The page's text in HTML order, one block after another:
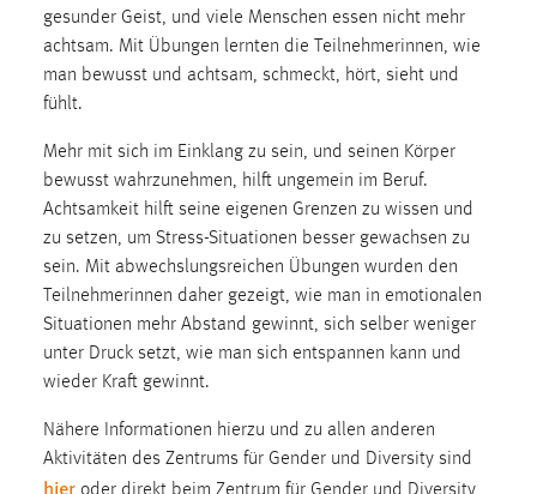
gesunder Geist, und viele Menschen essen nicht mehr
achtsam. Mit Übungen lernten die Teilnehmerinnen, wie
man bewusst und achtsam, schmeckt, hört, sieht und
fühlt.
Mehr mit sich im Einklang zu sein, und seinen Körper
bewusst wahrzunehmen, hilft ungemein im Beruf.
Achtsamkeit hilft seine eigenen Grenzen zu wissen und
zu setzen, um Stress-Situationen besser gewachsen zu
sein. Mit abwechslungsreichen Übungen wurden den
Teilnehmerinnen daher gezeigt, wie man in emotionalen
Situationen mehr Abstand gewinnt, sich selber weniger
unter Druck setzt, wie man sich entspannen kann und
wieder Kraft gewinnt.
Nähere Informationen hierzu und zu allen anderen
Aktivitäten des Zentrums für Gender und Diversity sind
hier oder direkt beim Zentrum für Gender und Diversity
Chat
Name:
Zweck:
Wird benötigt um die Chatfunktion nutzen zu können.
Cookie Laufzeit:
MibewSessionID, mibew-chat-frame-style-
5e9dbeb1811c0446 = Sitzungslaufzeit, mibew_locale = 3
Jahre, MIBEW_UserID = 1 Jahr
Login
fe_user, be_user, be_lastLoginProvider